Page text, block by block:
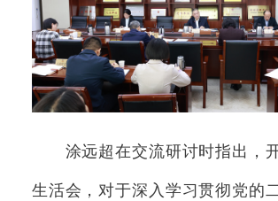
涂远超在交流研讨时指出，
生活会，对于深入学习贯彻党的